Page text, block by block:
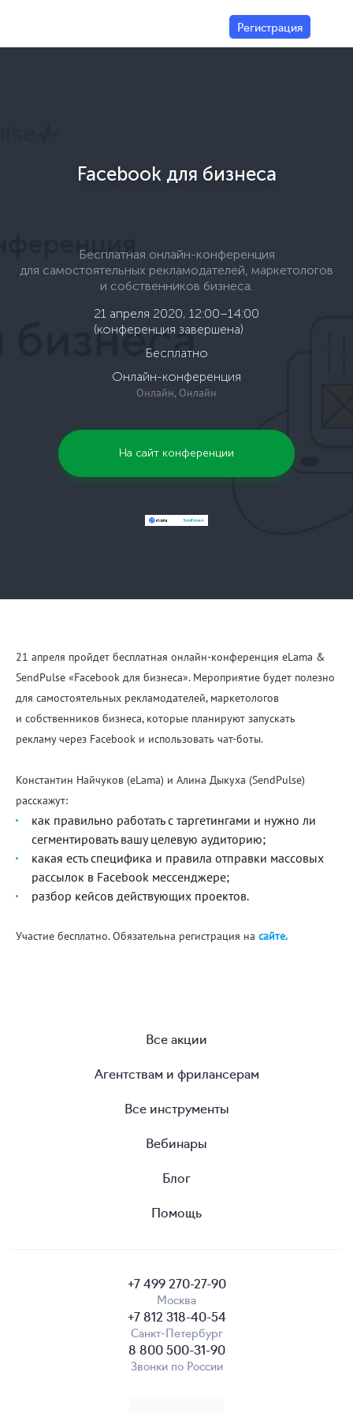
Регистрация
Facebook для бизнеса
Бесплатная онлайн-конференция
для самостоятельных рекламодателей, маркетологов
и собственников бизнеса.
21 апреля 2020, 12:00–14:00
(конференция завершена)
Бесплатно
Онлайн-конференция
Онлайн, Онлайн
На сайт конференции
21 апреля пройдет бесплатная онлайн-конференция eLama &
SendPulse «Facebook для бизнеса». Мероприятие будет полезно
для самостоятельных рекламодателей, маркетологов
и собственников бизнеса, которые планируют запускать
рекламу через Facebook и использовать чат-боты.
Константин Найчуков (eLama) и Алина Дыкуха (SendPulse)
расскажут:
как правильно работать с таргетингами и нужно ли
сегментировать вашу целевую аудиторию;
какая есть специфика и правила отправки массовых
рассылок в Facebook мессенджере;
разбор кейсов действующих проектов.
Участие бесплатно. Обязательна регистрация на сайте.
Все акции
Агентствам и фрилансерам
Все инструменты
Вебинары
Блог
Помощь
+7 499 270-27-90
Москва
+7 812 318-40-54
Санкт-Петербург
8 800 500-31-90
Звонки по России